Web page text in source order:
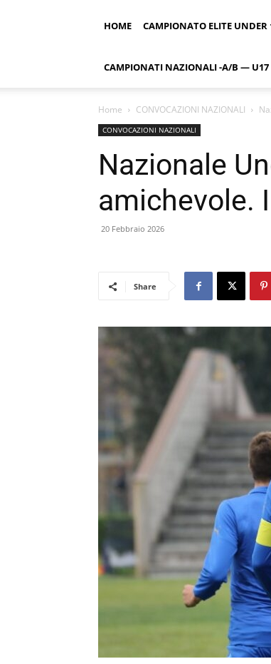
HOME CAMPIONATO ELITE UNDER
CAMPIONATI NAZIONALI -A/B —
Home CONVOCAZIONI NAZIONALI
CONVOCAZIONI NAZIONALI
Nazionale
amichevole.
20 Febbraio 2026
Share